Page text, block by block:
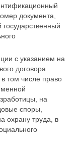
документа,
с указанием на
договора
том числе право
на
споры,
охрану труда, в